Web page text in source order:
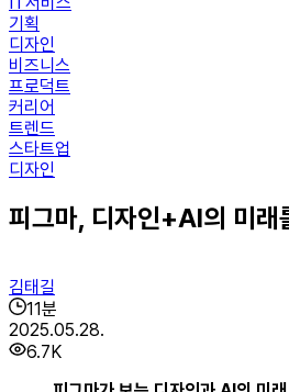
기획
디자인
비즈니스
프로덕트
커리어
트렌드
스타트업
디자인
피그마, 디자인+AI의 미래
김태길
11분
2025.05.28.
6.7K